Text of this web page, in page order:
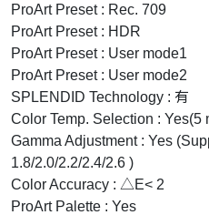
ProArt Preset : Rec. 709
ProArt Preset : HDR
ProArt Preset : User mode1
ProArt Preset : User mode2
SPLENDID Technology : 有
Color Temp. Selection : Yes(5
Gamma Adjustment : Yes
1.8/2.0/2.2/2.4/2.6 )
Color Accuracy : △E< 2
ProArt Palette : Yes